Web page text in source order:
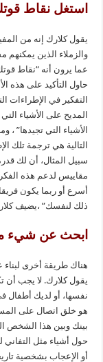
استغل نقاط
يقول كلارك إنه من
والزملاء الذين
عما يرون أنه “نقاط
حاول التأكيد على هذه
التفكير في الإطراءات
المديح على الأشياء
الأشياء التي تجيدها”
التالية هي ترجمة تلك
سبيل المثال، أن لك
مقاييس لدعم هذه
أسرع أو ربما يكون
ذلك لنفسك” ،يضيف
ابحث عن شيء
هناك طريقة أخرى لبناء
يقول كلارك. لا يجب أن
نفسها، أو لديك أطفال
هو خلق اتصال على
بينك وبين هذا الشخص
حول أشياء مثل
أو الإعجاب بشخصية